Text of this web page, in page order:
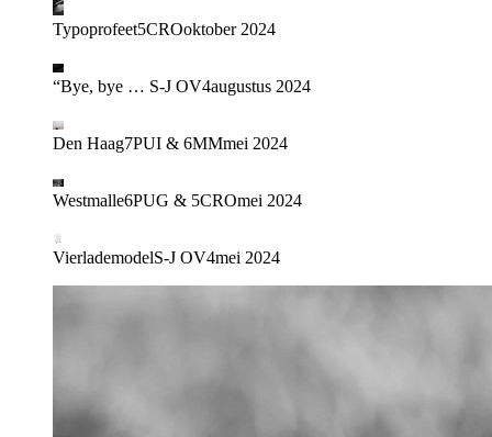
Typoprofeet5CROoktober 2024
“Bye, bye … S-J OV4augustus 2024
Den Haag7PUI & 6MMmei 2024
Westmalle6PUG & 5CROmei 2024
VierlademodelS-J OV4mei 2024